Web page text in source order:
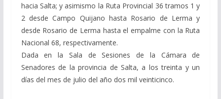
hacia Salta; y asimismo la Ruta Provincial 36 tramos 1 y
2 desde Campo Quijano hasta Rosario de Lerma y
desde Rosario de Lerma hasta el empalme con la Ruta
Nacional 68, respectivamente.
Dada en la Sala de Sesiones de la Cámara de
Senadores de la provincia de Salta, a los treinta y un
días del mes de julio del año dos mil veinticinco.